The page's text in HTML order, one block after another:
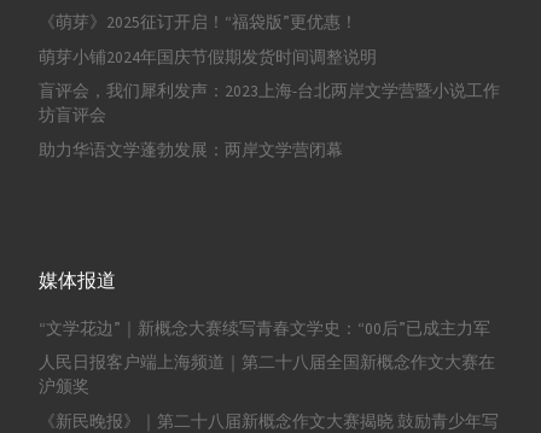
《萌芽》2025征订开启！“福袋版”更优惠！
萌芽小铺2024年国庆节假期发货时间调整说明
盲评会，我们犀利发声：2023上海-台北两岸文学营暨小说工作
坊盲评会
助力华语文学蓬勃发展：两岸文学营闭幕
媒体报道
“文学花边”｜新概念大赛续写青春文学史：“00后”已成主力军
人民日报客户端上海频道｜第二十八届全国新概念作文大赛在
沪颁奖
《新民晚报》｜第二十八届新概念作文大赛揭晓 鼓励青少年写